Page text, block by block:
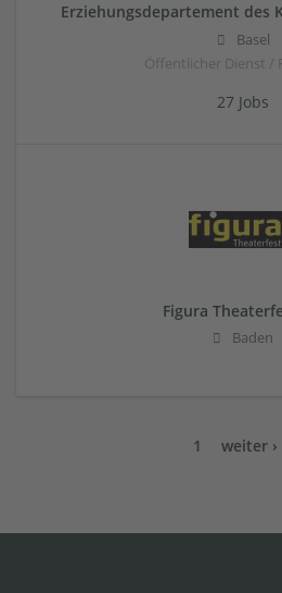
Erziehungsdepartement des
Basel
Öffentlicher Dienst /
27 Jobs
Figura
Baden
1 weiter ›